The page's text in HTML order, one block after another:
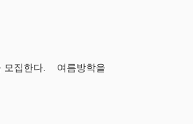
모집한다. 여름방학을